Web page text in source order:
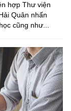
hợp Thư viện
Quân nhấn
cũng như...